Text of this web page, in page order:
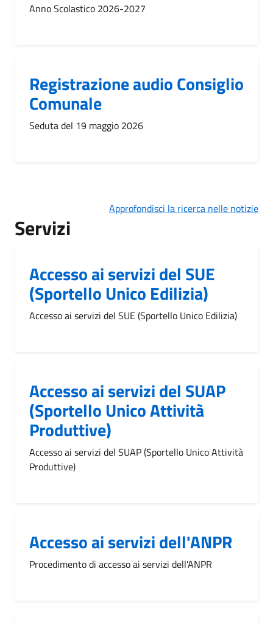
Anno Scolastico 2026-2027
Registrazione audio Consiglio
Comunale
Seduta del 19 maggio 2026
Approfondisci la ricerca nelle notizie
Servizi
Accesso ai servizi del SUE
(Sportello Unico Edilizia)
Accesso ai servizi del SUE (Sportello Unico Edilizia)
Accesso ai servizi del SUAP
(Sportello Unico Attività
Produttive)
Accesso ai servizi del SUAP (Sportello Unico Attività
Produttive)
Accesso ai servizi dell'ANPR
Procedimento di accesso ai servizi dell'ANPR